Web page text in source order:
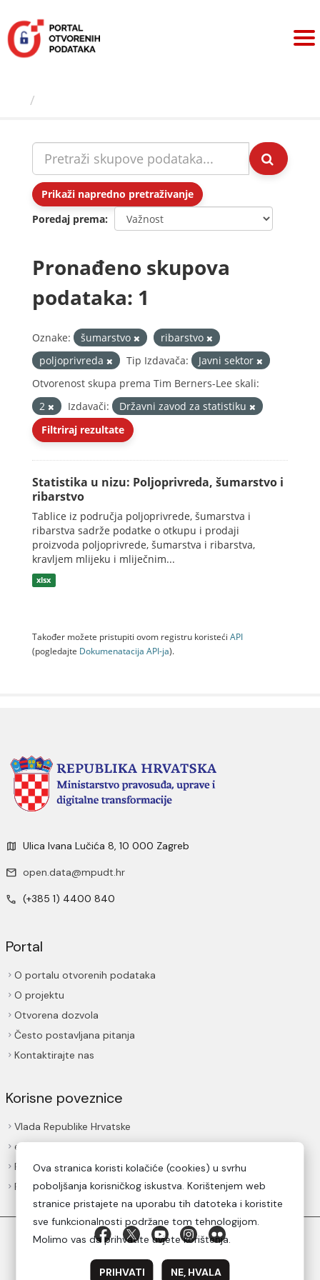
sadržaj
Prikaži napredno pretraživanje
Poredaj prema
Pronađeno skupova
podataka: 1
Oznake: šumarstvo
ribarstvo
poljoprivreda
Tip Izdavača:
Javni sektor
Otvorenost skupa prema Tim Berners-Lee skali:
2
Izdavači:
Državni zavod za statistiku
Filtriraj rezultate
Statistika u nizu: Poljoprivreda, šumarstvo i
ribarstvo
Tablice iz područja poljoprivrede, šumarstva i
ribarstva sadrže podatke o otkupu i prodaji
proizvoda poljoprivrede, šumarstva i ribarstva,
kravljem mlijeku i mliječnim...
xlsx
Također možete pristupiti ovom registru koristeći API
(pogledajte Dokumenаtаcijа API-jа).